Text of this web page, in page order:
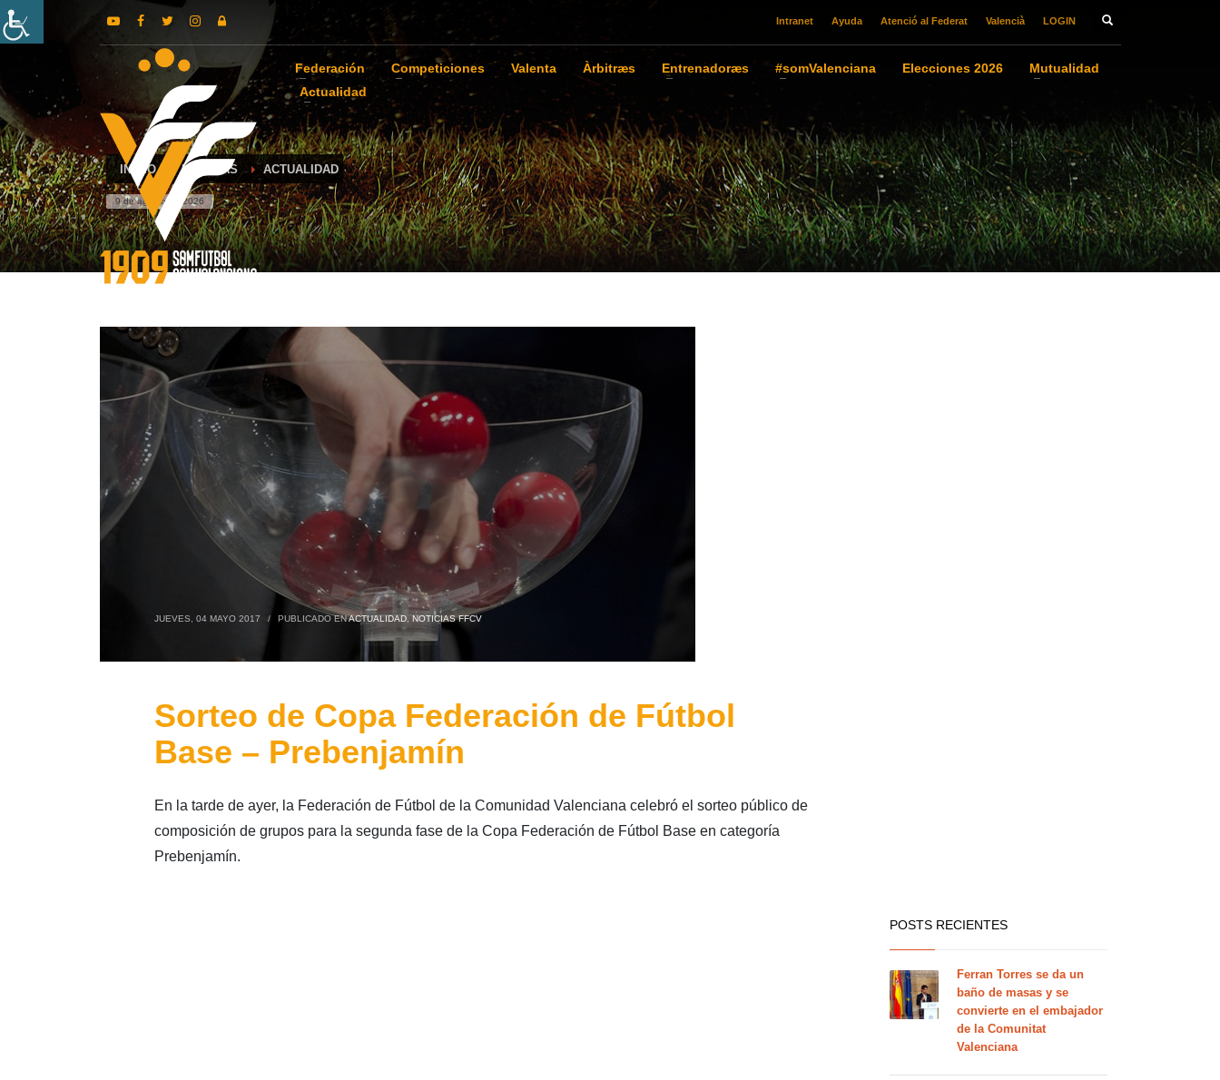
Intranet Ayuda Atenció al Federat Valencià LOGIN
Federación Competiciones Valenta Àrbitræs Entrenadoræs #somValenciana Elecciones 2026
Mutualidad
Actualidad
INICIO NOTICIAS ACTUALIDAD
9 de agosto de 2026
JUEVES, 04 MAYO 2017 / PUBLICADO ENACTUALIDAD, NOTICIAS FFCV
Sorteo de Copa Federación de Fútbol
Base – Prebenjamín
En la tarde de ayer, la Federación de Fútbol de la Comunidad Valenciana celebró el sorteo público de
composición de grupos para la segunda fase de la Copa Federación de Fútbol Base en categoría
Prebenjamín.
POSTS RECIENTES
Ferran Torres se da un
baño de masas y se
convierte en el embajador
de la Comunitat
Valenciana